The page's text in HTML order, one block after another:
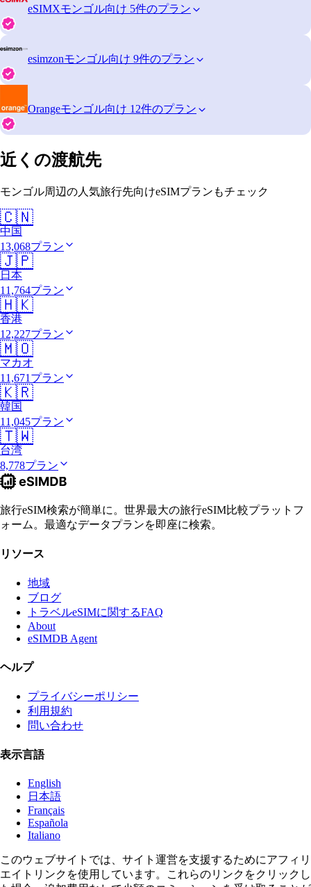
eSIMXモンゴル向け 5件のプラン
esimzonモンゴル向け 9件のプラン
Orangeモンゴル向け 12件のプラン
近くの渡航先
モンゴル周辺の人気旅行先向けeSIMプランもチェック
🇨🇳
中国
13,068プラン
🇯🇵
日本
11,764プラン
🇭🇰
香港
12,227プラン
🇲🇴
マカオ
11,671プラン
🇰🇷
韓国
11,045プラン
🇹🇼
台湾
8,778プラン
旅行eSIM検索が簡単に。世界最大の旅行eSIM比較プラットフ
ォーム。最適なデータプランを即座に検索。
リソース
地域
ブログ
トラベルeSIMに関するFAQ
About
eSIMDB Agent
ヘルプ
プライバシーポリシー
利用規約
問い合わせ
表示言語
English
日本語
Français
Española
Italiano
このウェブサイトでは、サイト運営を支援するためにアフィリ
エイトリンクを使用しています。これらのリンクをクリックし